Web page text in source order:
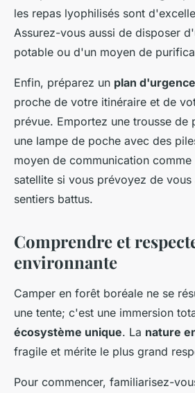
les repas lyophilisés sont
Assurez-vous aussi de disposer
potable ou d'un moyen de
Enfin, préparez un plan d'urgence
proche de votre itinéraire et de
prévue. Emportez une trousse de
une lampe de poche avec des
moyen de communication comme
satellite si vous prévoyez de
sentiers battus.
Comprendre et
environnante
Camper en forêt boréale ne se
une tente; c'est une immersion
écosystème unique. La nature
fragile et mérite le plus grand
Pour commencer, familiarisez-